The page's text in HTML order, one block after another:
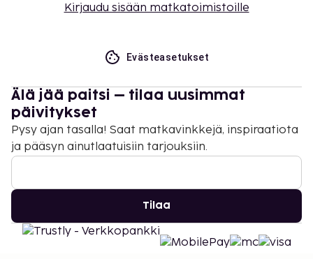
Kirjaudu sisään matkatoimistoille
Evästeasetukset
Älä jää paitsi – tilaa uusimmat
päivitykset
Pysy ajan tasalla! Saat matkavinkkejä, inspiraatiota
ja pääsyn ainutlaatuisiin tarjouksiin.
Tilaa